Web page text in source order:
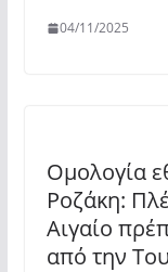
04/11/2025
Ομολογία
Ροζάκη:
Αιγαίο
από την